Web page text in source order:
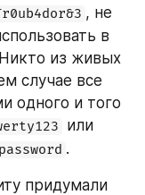
, не
в
из живых
случае все
одного и того
или
password .
придумали